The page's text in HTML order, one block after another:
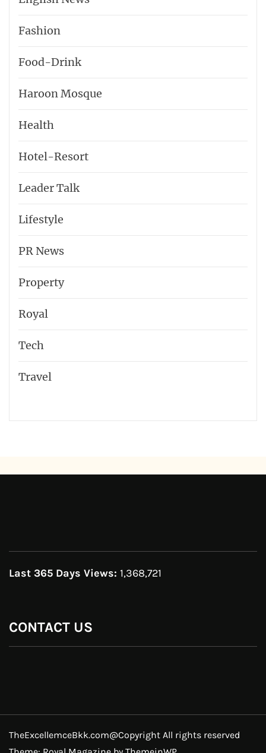
Fashion
Food-Drink
Haroon Mosque
Health
Hotel-​Resort
Leader Talk
Lifestyle
PR News
Property
Royal
Tech
Travel
Last 365 Days Views: 1,368,721
CONTACT US
TheExcellemceBkk.com@Copyright All rights reserved